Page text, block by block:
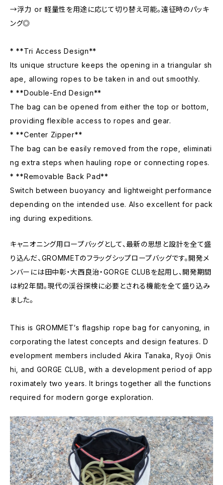
→浮力 or 軽量性を用途に応じて切り替え可能。遠征時のパッキ
ング◎
* **Tri Access Design**
Its unique structure keeps the opening in a triangular sh
ape, allowing ropes to be taken in and out smoothly.
* **Double-End Design**
The bag can be opened from either the top or bottom,
providing flexible access to ropes and gear.
* **Center Zipper**
The bag can be easily removed from the rope, eliminati
ng extra steps when hauling rope or connecting ropes.
* **Removable Back Pad**
Switch between buoyancy and lightweight performance
depending on the intended use. Also excellent for pack
ing during expeditions.
キャニオニング用ロープバッグとして、最新の思想と設計を全て盛
り込んだ、GROMMETのフラッグシップロープバッグです。開発メ
ンバーには田中彰・大西良治・GORGE CLUBを起用し、開発期間
は約2年間。現代の渓谷探検に必要とされる機能を全て盛り込み
ました。
This is GROMMET’s flagship rope bag for canyoning, in
corporating the latest concepts and design features. D
evelopment members included Akira Tanaka, Ryoji Onis
hi, and GORGE CLUB, with a development period of app
roximately two years. It brings together all the functions
required for modern gorge exploration.